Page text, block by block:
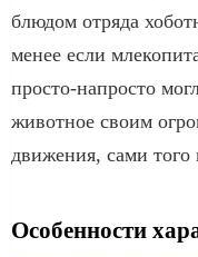
блюдом отряда
менее если
просто-напросто
животное своим
движения, сами того
Особенности